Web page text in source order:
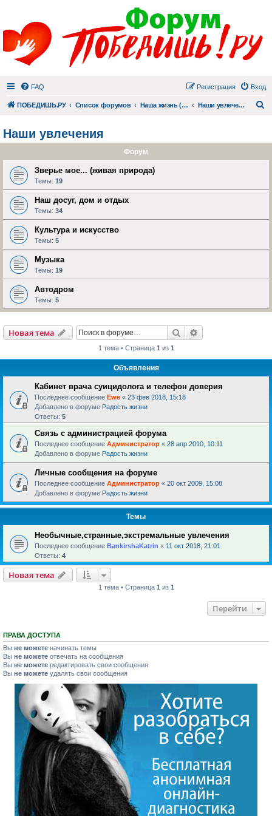
FAQ Вход
Регистрация
ПОБЕДИШЬ.РУ Список форумов Наша жизнь (не всё же о суициде!) Наши увлечения
Наши увлечения
Форум
Зверье мое... (живая природа)
Темы: 19
Наш досуг, дом и отдых
Темы: 34
Культура и искусство
Темы: 5
Музыка
Темы: 19
Автодром
Темы: 5
Новая тема Поиск
1 тема • Страница 1 из 1
Объявления
Кабинет врача суицидолога и телефон доверия
Последнее сообщение Ewe « 23 фев 2018, 15:18
Добавлено в форуме Радость жизни
Ответы: 5
Связь с администрацией форума
Последнее сообщение Администратор « 28 апр 2010, 10:11
Добавлено в форуме Радость жизни
Личные сообщения на форуме
Последнее сообщение Администратор « 20 окт 2009, 15:08
Добавлено в форуме Радость жизни
Темы
Необычные,странные,экстремальные увлечения
Последнее сообщение BankirshaKatrin « 11 окт 2018, 21:01
Ответы: 4
Новая тема
1 тема • Страница 1 из 1
Перейти
ПРАВА ДОСТУПА
Вы не можете начинать темы
Вы не можете отвечать на сообщения
Вы не можете редактировать свои сообщения
Вы не можете удалять свои сообщения